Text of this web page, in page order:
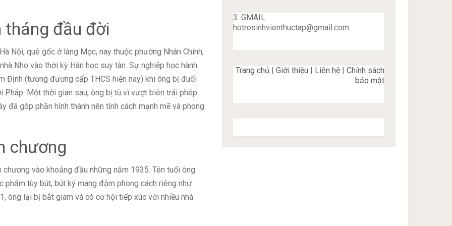
tháng đầu đời
Nội, quê gốc ở làng Mọc, nay thuộc phường Nhân Chính,
Nho vào thời kỳ Hán học suy tàn. Sự nghiệp học hành
Định (tương đương cấp THCS hiện nay) khi ông bị đuổi
Một thời gian sau, ông bị tù vì vượt biên trái phép
đã góp phần hình thành nên tính cách mạnh mẽ và phong
chương
vào khoảng đầu những năm 1935. Tên tuổi ông
tùy bút, bút ký mang đậm phong cách riêng như
ông lại bị bắt giam và có cơ hội tiếp xúc với nhiều nhà
3. GMAIL:
hotrosinhvienthuctap@gmail.com
Trang chủ | Giới thiệu | Liên hệ | Chính sách
bảo mật